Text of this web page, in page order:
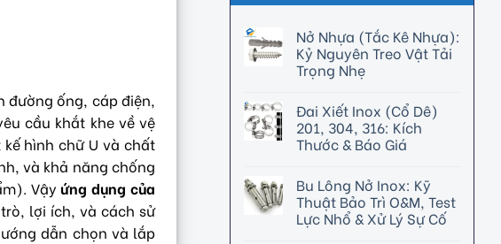
đường ống, cáp điện,
cầu khắt khe về vệ
hình chữ U và chất
và khả năng chống
Vậyứng dụng của
lợi ích, và cách sử
dẫn chọn và lắp
Nở Nhựa (Tắc Kê Nhựa):
Kỷ Nguyên Treo Vật Tải
Trọng Nhẹ
Đai Xiết Inox (Cổ Dê)
201, 304, 316: Kích
Thước & Báo Giá
Bu Lông Nở Inox: Kỹ
Thuật Bảo Trì O&M, Test
Lực Nhổ & Xử Lý Sự Cố